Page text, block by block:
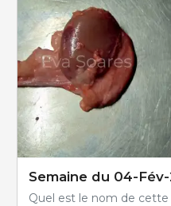
Semaine du 04-
Quel est le nom de